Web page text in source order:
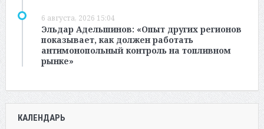
6 августа, 2026 15:04
Эльдар Адельшинов: «Опыт других регионов
показывает, как должен работать
антимонопольный контроль на топливном
рынке»
КАЛЕНДАРЬ